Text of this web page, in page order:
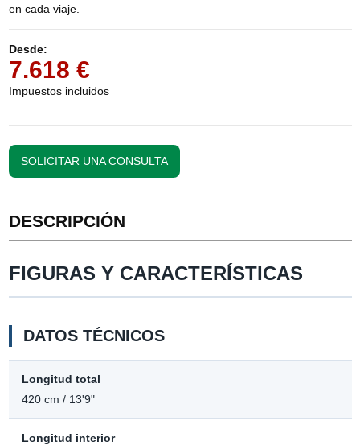
en cada viaje.
Desde:
7.618 €
Impuestos incluidos
SOLICITAR UNA CONSULTA
DESCRIPCIÓN
FIGURAS Y CARACTERÍSTICAS
DATOS TÉCNICOS
Longitud total
420 cm / 13'9"
Longitud interior